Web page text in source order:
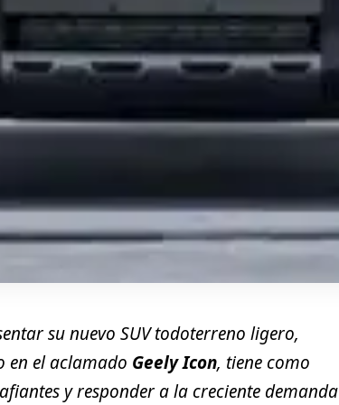
su nuevo SUV todoterreno ligero,
en el aclamado Geely Icon, tiene como
y responder a la creciente demanda